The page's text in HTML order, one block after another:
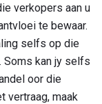
verkopers aan u
te bewaar.
selfs op die
Soms kan jy selfs
oor die
vertraag, maak